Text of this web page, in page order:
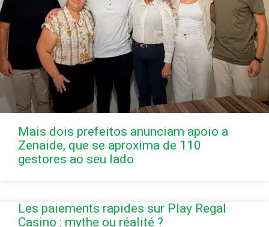
Mais dois prefeitos anunciam apoio a
Zenaide, que se aproxima de 110
gestores ao seu lado
Les paiements rapides sur Play Regal
Casino : mythe ou réalité ?